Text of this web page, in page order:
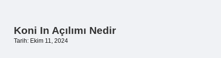
Koni In Açılımı Nedir
Tarih: Ekim 11, 2024